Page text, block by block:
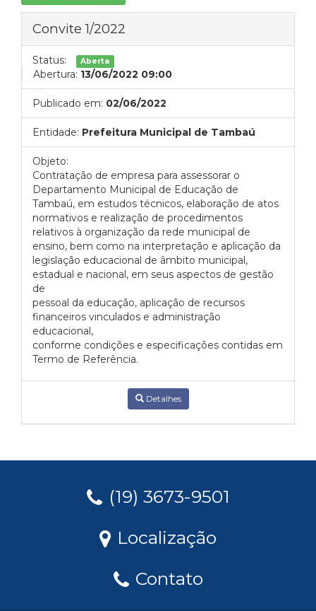
Convite 1/2022
Status: Aberta
Abertura: 13/06/2022 09:00
Publicado em: 02/06/2022
Entidade: Prefeitura Municipal de Tambaú
Objeto:
Contratação de empresa para assessorar o
Departamento Municipal de Educação de
Tambaú, em estudos técnicos, elaboração de atos
normativos e realização de procedimentos
relativos à organização da rede municipal de
ensino, bem como na interpretação e aplicação da
legislação educacional de âmbito municipal,
estadual e nacional, em seus aspectos de gestão
de
pessoal da educação, aplicação de recursos
financeiros vinculados e administração
educacional,
conforme condições e especificações contidas em
Termo de Referência.
Detalhes
(19) 3673-9501
Localização
Contato